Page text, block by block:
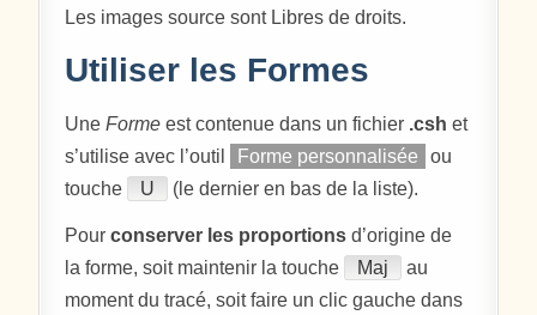
Les images source sont Libres de droits.
Utiliser les Formes
UneForme est contenue dans un fichier .csh et
s’utilise avec l’outil
Forme personnalisée
ou
touche
U (le dernier en bas de la liste).
Pourconserver les proportions d’origine de
la forme, soit maintenir la touche
Maj
au
moment du tracé, soit faire un clic gauche dans